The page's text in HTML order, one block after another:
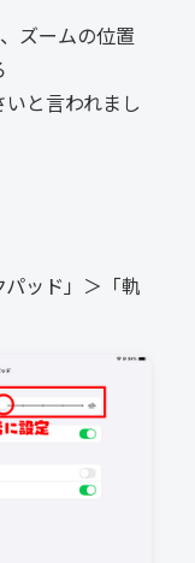
ズームの位置
と言われまし
ッド」＞「軌